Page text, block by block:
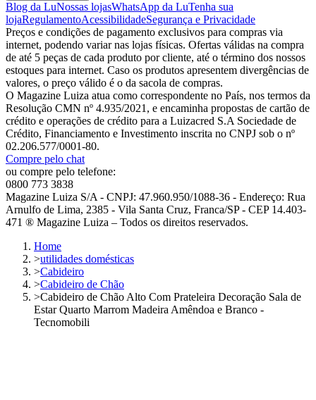
Blog da LuNossas lojasWhatsApp da LuTenha sua
lojaRegulamentoAcessibilidadeSegurança e Privacidade
Preços e condições de pagamento exclusivos para compras via
internet, podendo variar nas lojas físicas. Ofertas válidas na compra
de até 5 peças de cada produto por cliente, até o término dos nossos
estoques para internet. Caso os produtos apresentem divergências de
valores, o preço válido é o da sacola de compras.
O Magazine Luiza atua como correspondente no País, nos termos da
Resolução CMN nº 4.935/2021, e encaminha propostas de cartão de
crédito e operações de crédito para a Luizacred S.A Sociedade de
Crédito, Financiamento e Investimento inscrita no CNPJ sob o nº
02.206.577/0001-80.
Compre pelo chat
ou compre pelo telefone:
0800 773 3838
Magazine Luiza S/A - CNPJ: 47.960.950/1088-36 - Endereço: Rua
Arnulfo de Lima, 2385 - Vila Santa Cruz, Franca/SP - CEP 14.403-
471 ® Magazine Luiza – Todos os direitos reservados.
Home
>utilidades domésticas
>Cabideiro
>Cabideiro de Chão
>Cabideiro de Chão Alto Com Prateleira Decoração Sala de
Estar Quarto Marrom Madeira Amêndoa e Branco -
Tecnomobili